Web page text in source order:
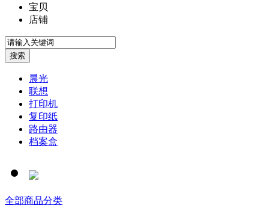
宝贝
店铺
晨光
联想
打印机
复印纸
路由器
档案盒
全部商品分类